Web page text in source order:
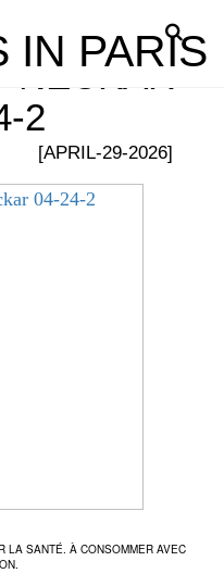
IN PARIS
NECKAR
2
[APRIL-29-2026]
LA SANTÉ. À CONSOMMER AVEC